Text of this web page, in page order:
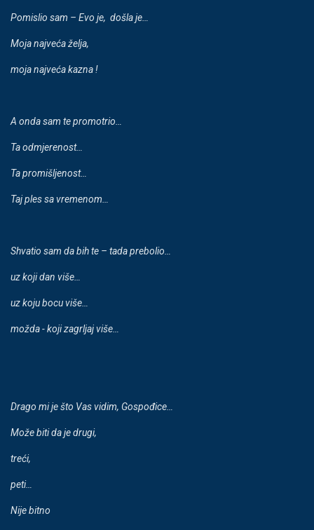
Pomislio sam – Evo je, došla je…
Moja najvećaželja,
moja najveća kazna !
A onda sam te promotrio…
Ta odmjerenost…
Ta promišljenost…
Taj ples sa vremenom…
Shvatio sam da bih te – tada prebolio…
uz koji dan više…
uz koju bocu više…
možda - koji zagrljaj više…
Drago mi je što Vas vidim, Gospođice
Može biti da je drugi,
treći,
peti…
Nije bitno